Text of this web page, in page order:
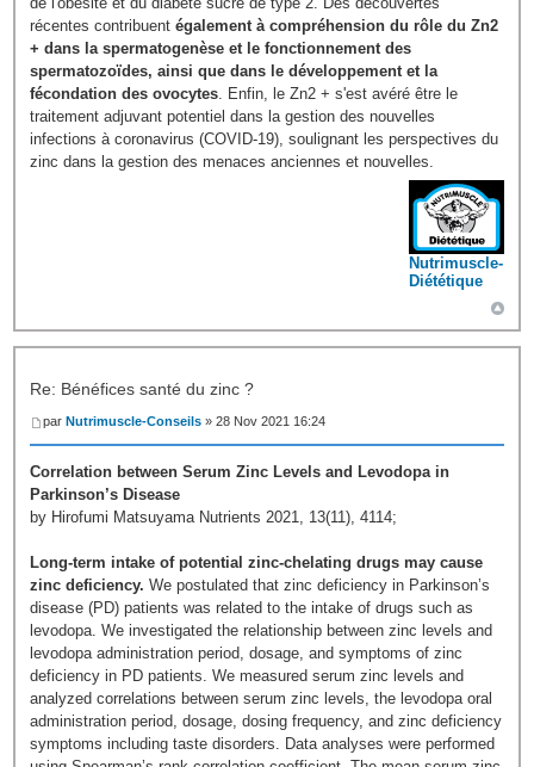
récentes contribuentégalement à compréhension du rôle du Zn2
+ dans la spermatogenèse et le fonctionnement des
spermatozoïdes, ainsi que dans le développement et la
fécondation des ovocytes . Enfin, le Zn2 + s'est avéré être le
traitement adjuvant potentiel dans la gestion des nouvelles
infections à coronavirus (COVID-19), soulignant les perspectives du
zinc dans la gestion des menaces anciennes et nouvelles.
Nutrimuscle-
Diététique
Re: Bénéfices santé du zinc ?
parNutrimuscle-Conseils » 28 Nov 2021 16:24
Correlation between Serum Zinc Levels and Levodopa in
Parkinson’s Disease
by Hirofumi Matsuyama Nutrients 2021, 13(11), 4114;
Long-term intake of potential zinc-chelating drugs may cause
zinc deficiency. We postulated that zinc deficiency in Parkinson’s
disease (PD) patients was related to the intake of drugs such as
levodopa. We investigated the relationship between zinc levels and
levodopa administration period, dosage, and symptoms of zinc
deficiency in PD patients. We measured serum zinc levels and
analyzed correlations between serum zinc levels, the levodopa oral
administration period, dosage, dosing frequency, and zinc deficiency
symptoms including taste disorders. Data analyses were performed